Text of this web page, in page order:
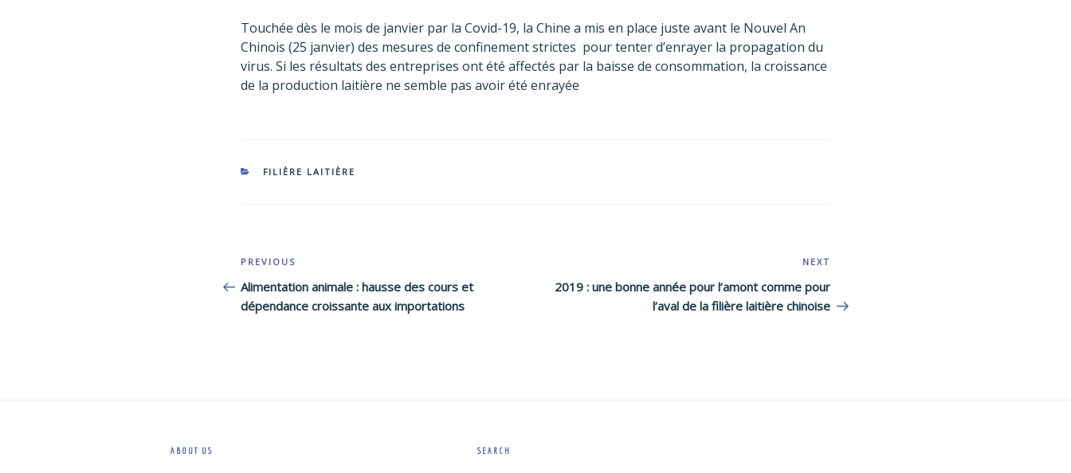
Touchée dès le mois de janvier par la Covid-19, la Chine a mis en place juste avant le Nouvel An
Chinois (25 janvier) des mesures de confinement strictes pour tenter d’enrayer la propagation du
virus. Si les résultats des entreprises ont été affectés par la baisse de consommation, la croissance
de la production laitière ne semble pas avoir été enrayée
CATEGORIES
FILIÈRE LAITIÈRE
Post
navigation
Previous
Post
PREVIOUS
Alimentation animale : hausse des cours et
dépendance croissante aux importations
Post
NEXT
2019 : une bonne année pour l’amont comme pour
l’aval de la filière laitière chinoise
ABOUT US SEARCH